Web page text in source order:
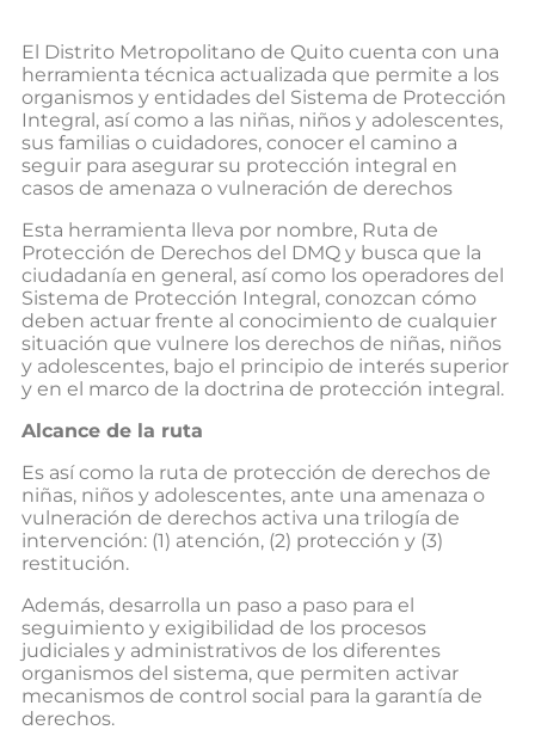
El Distrito Metropolitano de Quito cuenta con una
herramienta técnica actualizada que permite a los
organismos y entidades del Sistema de Protección
Integral, así como a las niñas, niños y adolescentes,
sus familias o cuidadores, conocer el camino a
seguir para asegurar su protección integral en
casos de amenaza o vulneración de derechos
Esta herramienta lleva por nombre, Ruta de
Protección de Derechos del DMQ y busca que la
ciudadanía en general, así como los operadores del
Sistema de Protección Integral, conozcan cómo
deben actuar frente al conocimiento de cualquier
situación que vulnere los derechos de niñas, niños
y adolescentes, bajo el principio de interés superior
y en el marco de la doctrina de protección integral.
Alcance de la ruta
Es así como la ruta de protección de derechos de
niñas, niños y adolescentes, ante una amenaza o
vulneración de derechos activa una trilogía de
intervención: (1) atención, (2) protección y (3)
restitución.
Además, desarrolla un paso a paso para el
seguimiento y exigibilidad de los procesos
judiciales y administrativos de los diferentes
organismos del sistema, que permiten activar
mecanismos de control social para la garantía de
derechos.